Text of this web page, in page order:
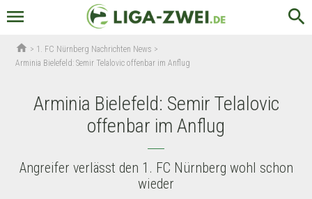
menu search
home > 1. FC Nürnberg Nachrichten News >
Arminia Bielefeld: Semir Telalovic offenbar im Anflug
Arminia Bielefeld: Semir Telalovic
offenbar im Anflug
Angreifer verlässt den 1. FC Nürnberg wohl schon
wieder